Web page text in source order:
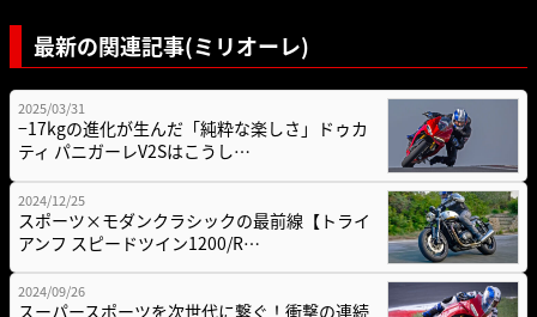
最新の関連記事(ミリオーレ)
2025/03/31
−17kgの進化が生んだ「純粋な楽しさ」ドゥカ
ティ パニガーレV2Sはこうし…
2024/12/25
スポーツ×モダンクラシックの最前線【トライ
アンフ スピードツイン1200/R…
2024/09/26
スーパースポーツを次世代に繋ぐ！衝撃の連続